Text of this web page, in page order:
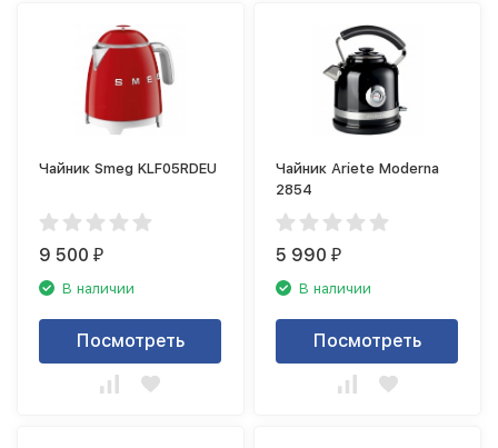
Чайник Smeg KLF05RDEU
9 500₽
В наличии
Посмотреть
Чайник Ariete Moderna
2854
5 990₽
В наличии
Посмотреть